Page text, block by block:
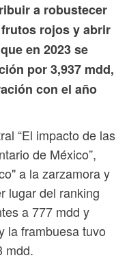
a robustecer
rojos y abrir
en 2023 se
por 3,937 mdd,
con el año
“El impacto de las
de México”,
a la zarzamora y
lugar del ranking
a 777 mdd y
la frambuesa tuvo
mdd.